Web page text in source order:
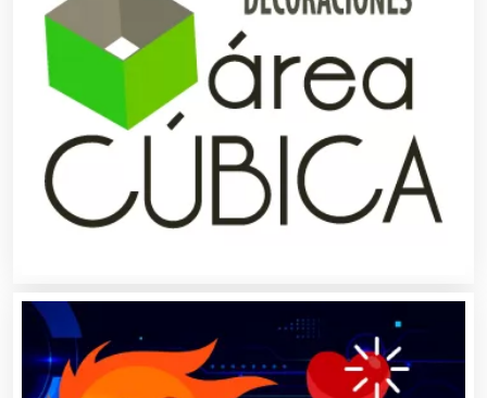
Artes Gráficas
Artesanías
Artículos de Oficina
Artículos Deportivos